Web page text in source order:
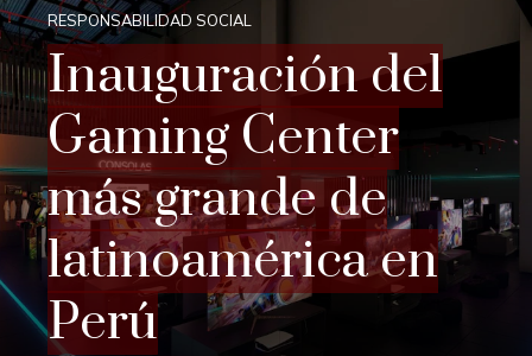
RESPONSABILIDAD SOCIAL
Inauguración del
Gaming Center
más grande de
latinoamérica en
Perú